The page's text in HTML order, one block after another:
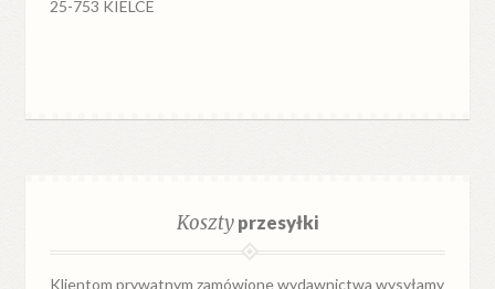
25-753 KIELCE
Kosztyprzesyłki
Klientom prywatnym zamówione wydawnictwa wysyłamy